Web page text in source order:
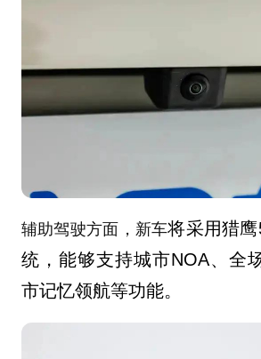
辅助驾驶方面，新车将采用猎
统，能够支持城市NOA、全
市记忆领航等功能。